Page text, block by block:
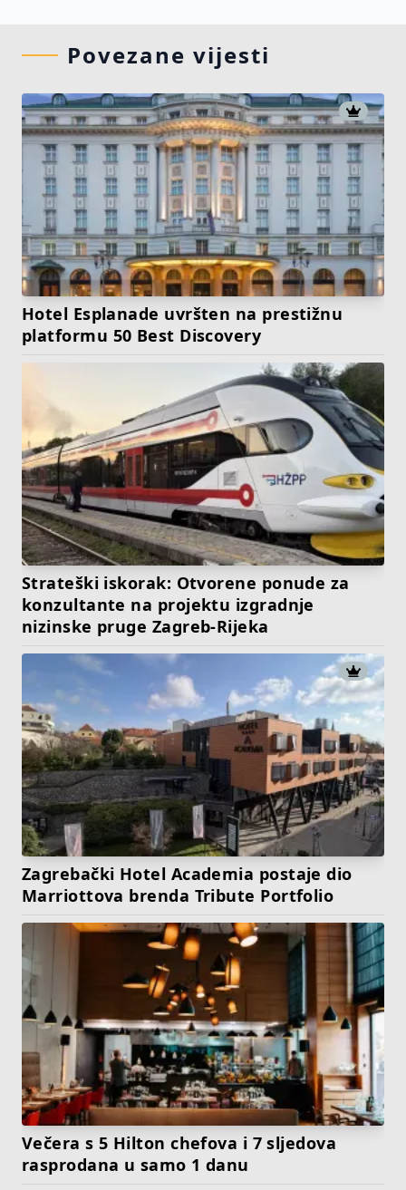
Povezane vijesti
Hotel Esplanade uvršten na prestižnu
platformu 50 Best Discovery
Strateški iskorak: Otvorene ponude za
konzultante na projektu izgradnje
nizinske pruge Zagreb-Rijeka
Zagrebački Hotel Academia postaje dio
Marriottova brenda Tribute Portfolio
Večera s 5 Hilton chefova i 7 sljedova
rasprodana u samo 1 danu